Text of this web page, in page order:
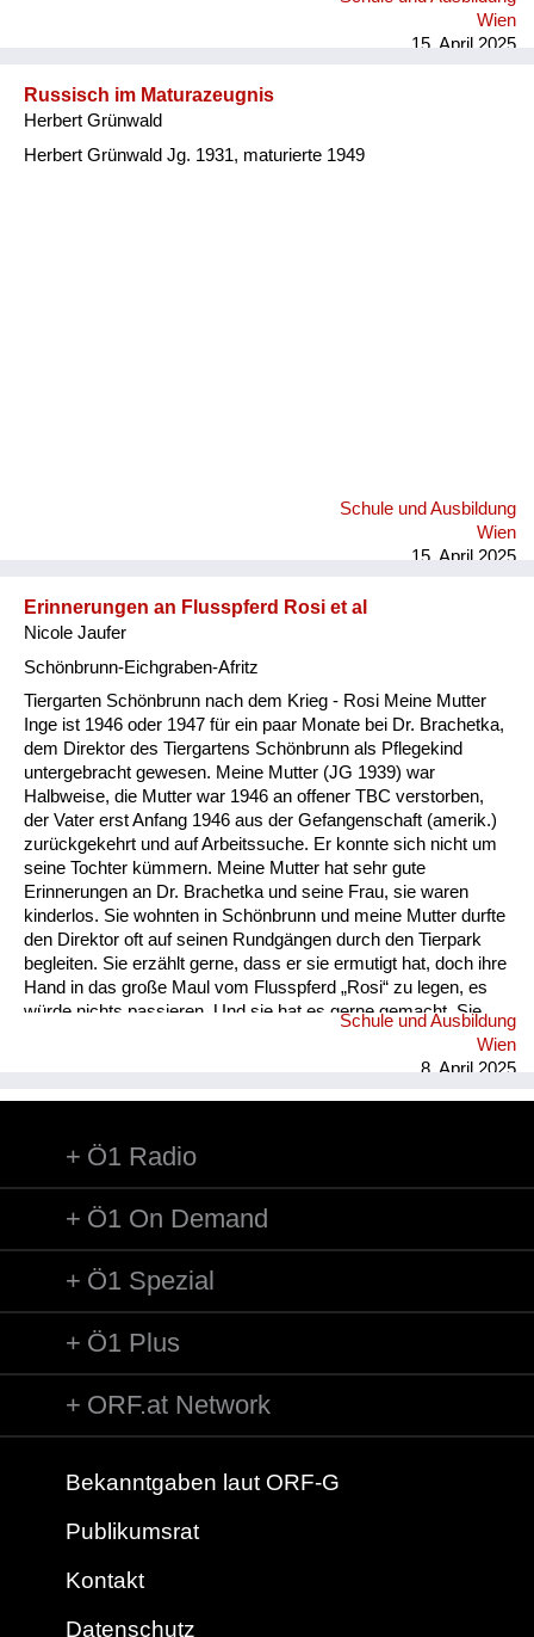
Wien
15. April 2025
Russisch im Maturazeugnis
Herbert Grünwald
Herbert Grünwald Jg. 1931, maturierte 1949
Schule und Ausbildung
Wien
15. April 2025
Erinnerungen an Flusspferd Rosi et al
Nicole Jaufer
Schönbrunn-Eichgraben-Afritz
Tiergarten Schönbrunn nach dem Krieg - Rosi Meine Mutter
Inge ist 1946 oder 1947 für ein paar Monate bei Dr. Brachetka,
dem Direktor des Tiergartens Schönbrunn als Pflegekind
untergebracht gewesen. Meine Mutter (JG 1939) war
Halbweise, die Mutter war 1946 an offener TBC verstorben,
der Vater erst Anfang 1946 aus der Gefangenschaft (amerik.)
zurückgekehrt und auf Arbeitssuche. Er konnte sich nicht um
seine Tochter kümmern. Meine Mutter hat sehr gute
Erinnerungen an Dr. Brachetka und seine Frau, sie waren
kinderlos. Sie wohnten in Schönbrunn und meine Mutter durfte
den Direktor oft auf seinen Rundgängen durch den Tierpark
begleiten. Sie erzählt gerne, dass er sie ermutigt hat, doch ihre
Hand in das große Maul vom Flusspferd „Rosi“ zu legen, es
würde nichts passieren. Und sie hat es gerne gemacht. Sie
strahlt immer, wenn sie von den Erinnerungen an diese Zeit
spricht, alles war so aufregend im Tierpark. Sie hat auch
passionierte un...
Schule und Ausbildung
Wien
8. April 2025
Ö1 Radio
Ö1 On Demand
Ö1 Spezial
Ö1 Plus
ORF.at Network
Bekanntgaben laut ORF-G
Publikumsrat
Kontakt
Datenschutz